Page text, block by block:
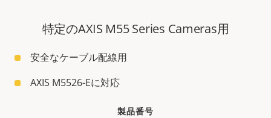
特定のAXIS M55 Series Cameras用
安全なケーブル配線用
AXIS M5526-Eに対応
製品番号